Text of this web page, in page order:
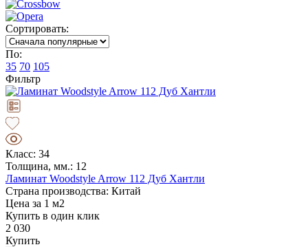
Сортировать:
По:
35 70 105
Фильтр
Класс: 34
Толщина, мм.: 12
Ламинат Woodstyle Arrow 112 Дуб Хантли
Страна производства: Китай
Цена за 1 м2
Купить в один клик
2 030
Купить